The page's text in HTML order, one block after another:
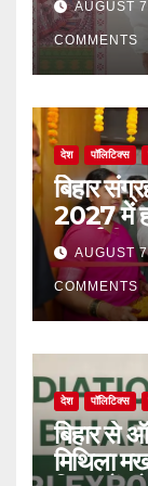
AUGUST
COMMENTS
देश पॉलिटिक्स
बिहार
2027 में
प्रदर्शनी,
ऐलान
AUGUST
COMMENTS
देश पॉलिटिक्स
बिहार से
मिथिला